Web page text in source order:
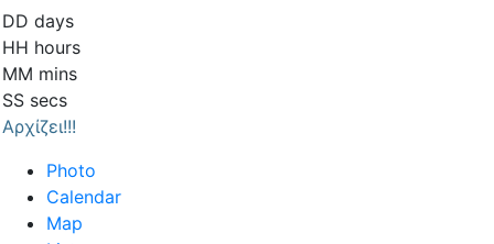
DD days
HH hours
MM mins
SS secs
Αρχίζει!!!
Photo
Calendar
Map